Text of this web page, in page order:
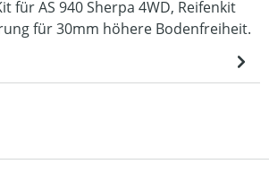
für AS 940 Sherpa 4WD, Reifenkit
für 30mm höhere Bodenfreiheit.